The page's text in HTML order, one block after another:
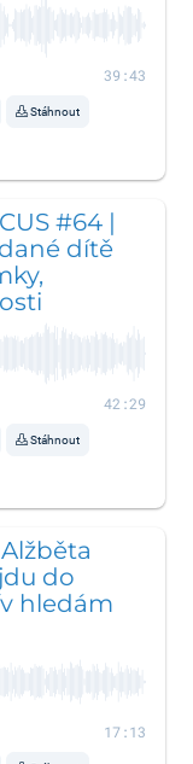
39:43
Stáhnout
#64 |
dítě
42:29
Stáhnout
do
hledám
17:13